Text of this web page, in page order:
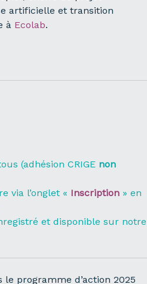
artificielle et transition
à Ecolab.
(adhésion CRIGE non
via l’onglet « Inscription » en
et disponible sur notre
le programme d’action 2025